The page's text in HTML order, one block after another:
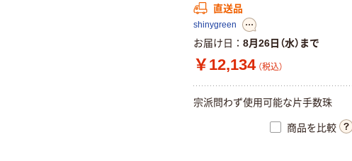
直送品
shinygreen
お届け日 8月26日（水）まで
￥12,134 （税込）
宗派問わず使用可能な片手数珠
商品を比較